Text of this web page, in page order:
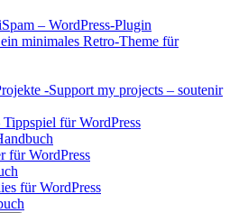
– WordPress-Plugin
minimales Retro-Theme für
-Support my projects – soutenir
für WordPress
für WordPress
für WordPress